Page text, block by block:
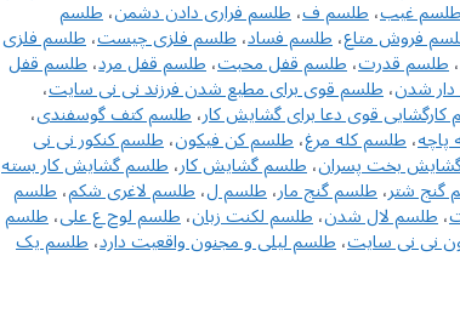
غیب،طلسم ف،طلسم فراری دادن دشمن،طلسم
فروش متاع،طلسم فساد،طلسم فلزی چیست،طلسم فلزی
،طلسم قدرت،طلسم قفل محبت،طلسم قفل مرد،طلسم قفل
شدن،طلسم قوی برای مطیع شدن فرزند نی نی سایت،
قوی دعا برای گشایش کار،طلسم کتف گوسفندی،
،طلسم کله مرغ،طلسم کن فیکون،طلسم کنکور نی نی
بخت پسران،طلسم گشایش کار،طلسم گشایش کار بسته
گنج شتر،طلسم گنج مار،طلسم ل،طلسم لاغری شکم،طلسم
،طلسم لال شدن،طلسم لکنت زبان،طلسم لوح ع علی،طلسم
نی نی سایت،طلسم لیلی و مجنون واقعیت دارد،طلسم یک